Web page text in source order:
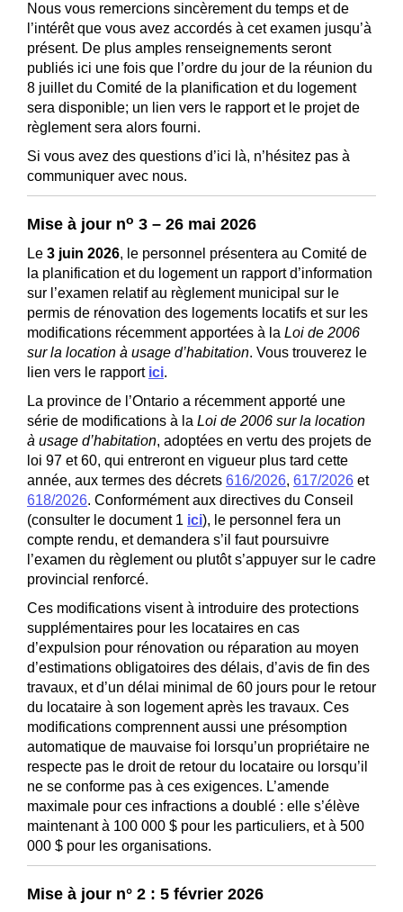
Nous vous remercions sincèrement du temps et de
l’intérêt que vous avez accordés à cet examen jusqu’à
présent. De plus amples renseignements seront
publiés ici une fois que l’ordre du jour de la réunion du
8 juillet du Comité de la planification et du logement
sera disponible; un lien vers le rapport et le projet de
règlement sera alors fourni.
Si vous avez des questions d’ici là, n’hésitez pas à
communiquer avec nous.
Mise à jour no 3 – 26 mai 2026
Le 3 juin 2026, le personnel présentera au Comité de
la planification et du logement un rapport d’information
sur l’examen relatif au règlement municipal sur le
permis de rénovation des logements locatifs et sur les
modifications récemment apportées à la Loi de 2006
sur la location à usage d’habitation. Vous trouverez le
lien vers le rapport ici(Liens externes)
.
La province de l’Ontario a récemment apporté une
série de modifications à la Loi de 2006 sur la location
à usage d’habitation, adoptées en vertu des projets de
loi 97 et 60, qui entreront en vigueur plus tard cette
année, aux termes des décrets 616/2026(Liens externes)
, 617/2026(Liens
et
618/2026(Liens externes)
. Conformément aux directives du Conseil
(consulter le document 1 ici(Liens externes)
), le personnel fera un
compte rendu, et demandera s’il faut poursuivre
l’examen du règlement ou plutôt s’appuyer sur le cadre
provincial renforcé.
Ces modifications visent à introduire des protections
supplémentaires pour les locataires en cas
d’expulsion pour rénovation ou réparation au moyen
d’estimations obligatoires des délais, d’avis de fin des
travaux, et d’un délai minimal de 60 jours pour le retour
du locataire à son logement après les travaux. Ces
modifications comprennent aussi une présomption
automatique de mauvaise foi lorsqu’un propriétaire ne
respecte pas le droit de retour du locataire ou lorsqu’il
ne se conforme pas à ces exigences. L’amende
maximale pour ces infractions a doublé : elle s’élève
maintenant à 100 000 $ pour les particuliers, et à 500
000 $ pour les organisations.
Mise à jour n° 2 : 5 février 2026